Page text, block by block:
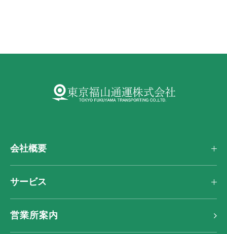
会社概要
サービス
営業所案内